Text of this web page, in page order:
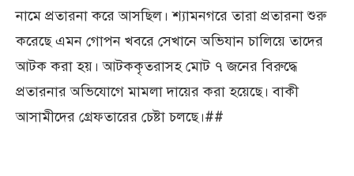
নামে প্রতারনা করে আসছিল। শ্যামনগরে তারা প্রতারনা শুরু
করেছে এমন গোপন খবরে সেখানে অভিযান চালিয়ে তাদের
আটক করা হয়। আটককৃতরাসহ মোট ৭ জনের বিরুদ্ধে
প্রতারনার অভিযোগে মামলা দায়ের করা হয়েছে। বাকী
আসামীদের গ্রেফতারের চেষ্টা চলছে।##